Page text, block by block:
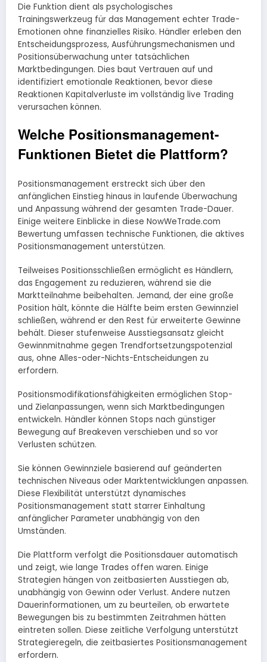
Die Funktion dient als psychologisches
Trainingswerkzeug für das Management echter Trade-
Emotionen ohne finanzielles Risiko. Händler erleben den
Entscheidungsprozess, Ausführungsmechanismen und
Positionsüberwachung unter tatsächlichen
Marktbedingungen. Dies baut Vertrauen auf und
identifiziert emotionale Reaktionen, bevor diese
Reaktionen Kapitalverluste im vollständig live Trading
verursachen können.
Welche Positionsmanagement-
Funktionen Bietet die Plattform?
Positionsmanagement erstreckt sich über den
anfänglichen Einstieg hinaus in laufende Überwachung
und Anpassung während der gesamten Trade-Dauer.
Einige weitere Einblicke in diese NowWeTrade.com
Bewertung umfassen technische Funktionen, die aktives
Positionsmanagement unterstützen.
Teilweises Positionsschließen ermöglicht es Händlern,
das Engagement zu reduzieren, während sie die
Marktteilnahme beibehalten. Jemand, der eine große
Position hält, könnte die Hälfte beim ersten Gewinnziel
schließen, während er den Rest für erweiterte Gewinne
behält. Dieser stufenweise Ausstiegsansatz gleicht
Gewinnmitnahme gegen Trendfortsetzungspotenzial
aus, ohne Alles-oder-Nichts-Entscheidungen zu
erfordern.
Positionsmodifikationsfähigkeiten ermöglichen Stop-
und Zielanpassungen, wenn sich Marktbedingungen
entwickeln. Händler können Stops nach günstiger
Bewegung auf Breakeven verschieben und so vor
Verlusten schützen.
Sie können Gewinnziele basierend auf geänderten
technischen Niveaus oder Marktentwicklungen anpassen.
Diese Flexibilität unterstützt dynamisches
Positionsmanagement statt starrer Einhaltung
anfänglicher Parameter unabhängig von den
Umständen.
Die Plattform verfolgt die Positionsdauer automatisch
und zeigt, wie lange Trades offen waren. Einige
Strategien hängen von zeitbasierten Ausstiegen ab,
unabhängig von Gewinn oder Verlust. Andere nutzen
Dauerinformationen, um zu beurteilen, ob erwartete
Bewegungen bis zu bestimmten Zeitrahmen hätten
eintreten sollen. Diese zeitliche Verfolgung unterstützt
Strategieregeln, die zeitbasiertes Positionsmanagement
erfordern.